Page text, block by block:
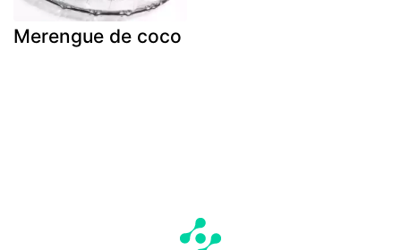
Merengue de coco